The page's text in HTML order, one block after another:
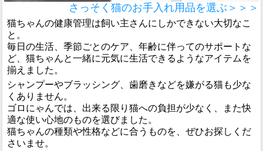
さっそく猫のお手入れ用品を選ぶ＞＞＞
猫ちゃんの健康管理は飼い主さんにしかできない大切なこ
と。
毎日の生活、季節ごとのケア、年齢に伴ってのサポートな
ど、猫ちゃんと一緒に元気に生活できるようなアイテムを
揃えました。
シャンプーやブラッシング、歯磨きなどを嫌がる猫も少な
くありません。
ゴロにゃんでは、出来る限り猫への負担が少なく、また快
適な使い心地のものを選びました。
猫ちゃんの種類や性格などに合うものを、ぜひお探しくだ
さいませ。